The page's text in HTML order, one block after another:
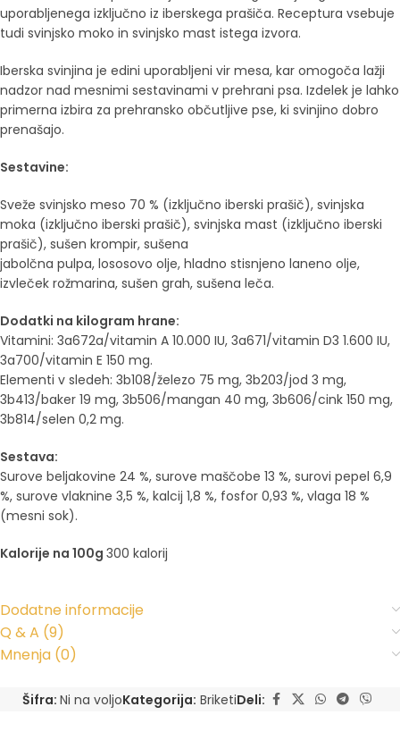
uporabljenega izključno iz iberskega prašiča. Receptura vsebuje
tudi svinjsko moko in svinjsko mast istega izvora.
Iberska svinjina je edini uporabljeni vir mesa, kar omogoča lažji
nadzor nad mesnimi sestavinami v prehrani psa. Izdelek je lahko
primerna izbira za prehransko občutljive pse, ki svinjino dobro
prenašajo.
Sestavine:
Sveže svinjsko meso 70 % (izključno iberski prašič), svinjska
moka (izključno iberski prašič), svinjska mast (izključno iberski
prašič), sušen krompir, sušena
jabolčna pulpa, lososovo olje, hladno stisnjeno laneno olje,
izvleček rožmarina, sušen grah, sušena leča.
Dodatki na kilogram hrane:
Vitamini: 3a672a/vitamin A 10.000 IU, 3a671/vitamin D3 1.600 IU,
3a700/vitamin E 150 mg.
Elementi v sledeh: 3b108/železo 75 mg, 3b203/jod 3 mg,
3b413/baker 19 mg, 3b506/mangan 40 mg, 3b606/cink 150 mg,
3b814/selen 0,2 mg.
Sestava:
Surove beljakovine 24 %, surove maščobe 13 %, surovi pepel 6,9
%, surove vlaknine 3,5 %, kalcij 1,8 %, fosfor 0,93 %, vlaga 18 %
(mesni sok).
Kalorije na 100g 300 kalorij
Dodatne informacije
Q & A (9)
Mnenja (0)
Šifra: Ni na voljoKategorija: BriketiDeli: